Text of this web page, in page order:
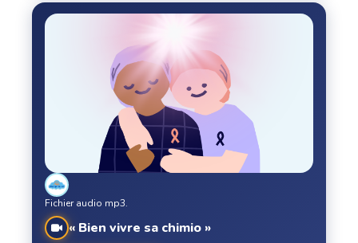
« Bien vivre sa chimio »
Fichier audio mp3.